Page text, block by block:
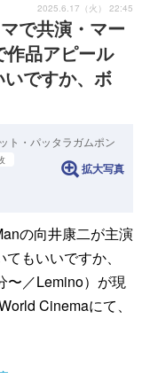
で共演・マー
作品アピール
ですか、ボ
2025.6.17（火） 22:45
ト・パッタラガムポン
拡大写真
の向井康二が主演
もいいですか、
〜／Lemino）が現
Cinemaにて、